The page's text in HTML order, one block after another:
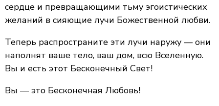
сердце и превращающими тьму эгоистических
желаний в сияющие лучи Божественной любви.
Теперь распространите эти лучи наружу — они
наполнят ваше тело, ваш дом, всю Вселенную.
Вы и есть этот Бесконечный Свет!
Вы — это Бесконечная Любовь!